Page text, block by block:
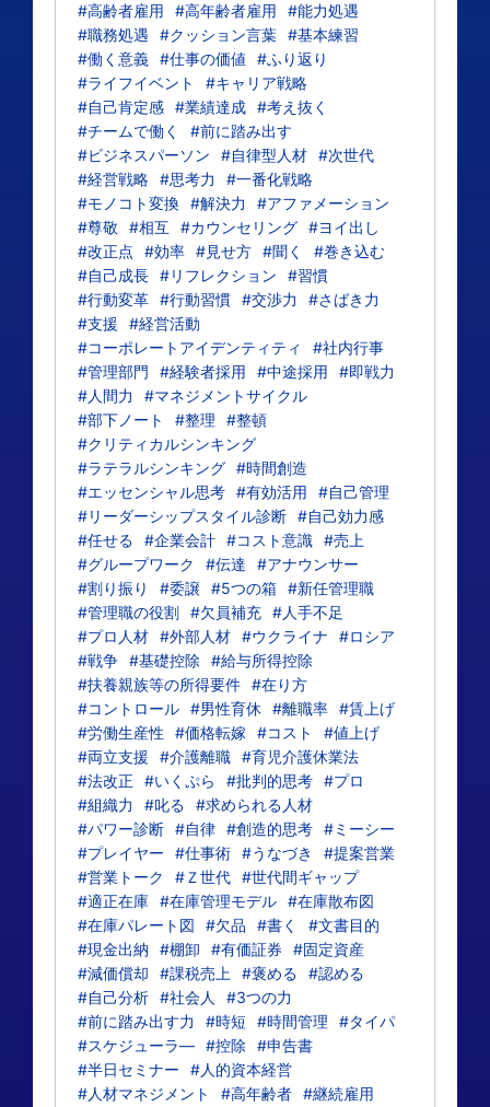
#高齢者雇用
#高年齢者雇用
#能力処遇
#職務処遇
#クッション言葉 #基本練習
#働く意義 #仕事の価値
#ふり返り
#ライフイベント
#キャリア戦略
#自己肯定感 #業績達成 #考え抜く
#チームで働く
#前に踏み出す
#ビジネスパーソン
#自律型人材 #次世代
#経営戦略 #思考力
#一番化戦略
#モノコト変換 #解決力
#アファメーション
#尊敬
#相互 #カウンセリング #ヨイ出し
#改正点
#効率 #見せ方 #聞く
#巻き込む
#自己成長 #リフレクション
#習慣
#行動変革 #行動習慣 #交渉力
#さばき力
#支援
#経営活動
#コーポレートアイデンティティ
#社内行事
#管理部門
#経験者採用 #中途採用
#即戦力
#人間力
#マネジメントサイクル
#部下ノート
#整理
#整頓
#クリティカルシンキング
#ラテラルシンキング #時間創造
#エッセンシャル思考 #有効活用
#自己管理
#リーダーシップスタイル診断 #自己効力感
#任せる
#企業会計 #コスト意識 #売上
#グループワーク
#伝達
#アナウンサー
#割り振り
#委譲 #5つの箱 #新任管理職
#管理職の役割 #欠員補充 #人手不足
#プロ人材 #外部人材 #ウクライナ
#ロシア
#戦争 #基礎控除
#給与所得控除
#扶養親族等の所得要件 #在り方
#コントロール #男性育休 #離職率 #賃上げ
#労働生産性
#価格転嫁 #コスト
#値上げ
#両立支援
#介護離職 #育児介護休業法
#法改正
#いくぷら #批判的思考 #プロ
#組織力
#叱る
#求められる人材
#パワー診断 #自律 #創造的思考 #ミーシー
#プレイヤー
#仕事術 #うなづき
#提案営業
#営業トーク
#Ｚ世代 #世代間ギャップ
#適正在庫 #在庫管理モデル #在庫散布図
#在庫パレート図
#欠品 #書く
#文書目的
#現金出納
#棚卸 #有価証券
#固定資産
#減価償却
#課税売上 #褒める
#認める
#自己分析 #社会人
#3つの力
#前に踏み出す力
#時短 #時間管理
#タイパ
#スケジューラ― #控除
#申告書
#半日セミナー
#人的資本経営
#人材マネジメント
#高年齢者 #継続雇用